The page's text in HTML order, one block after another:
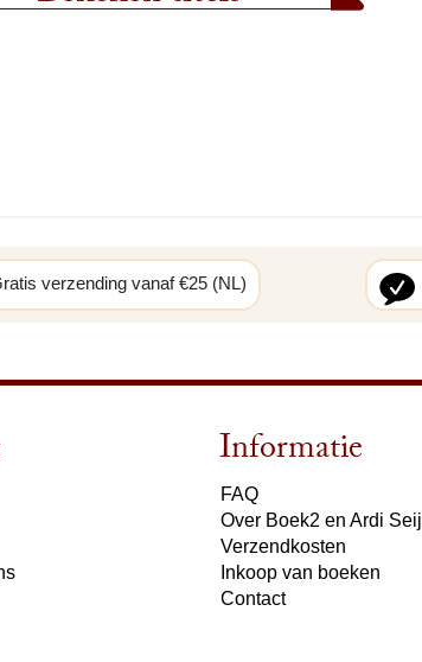
verzending vanaf €25 (NL)
Informatie
FAQ
Over Boek2 en Ardi Seij
Verzendkosten
Inkoop van boeken
Contact